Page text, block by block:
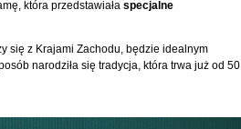
która przedstawiała specjalne
się z Krajami Zachodu, będzie idealnym
narodziła się tradycja, która trwa już od 50